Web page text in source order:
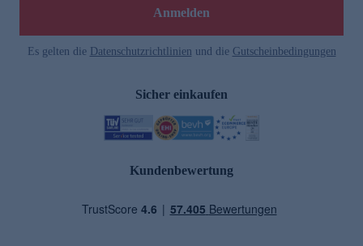
Anmelden
Es gelten die Datenschutzrichtlinien und die Gutscheinbedingungen
Sicher einkaufen
Kundenbewertung